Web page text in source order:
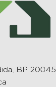
BP 20045,